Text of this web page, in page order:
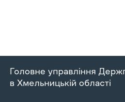
Головне управління
в Хмельницькій області